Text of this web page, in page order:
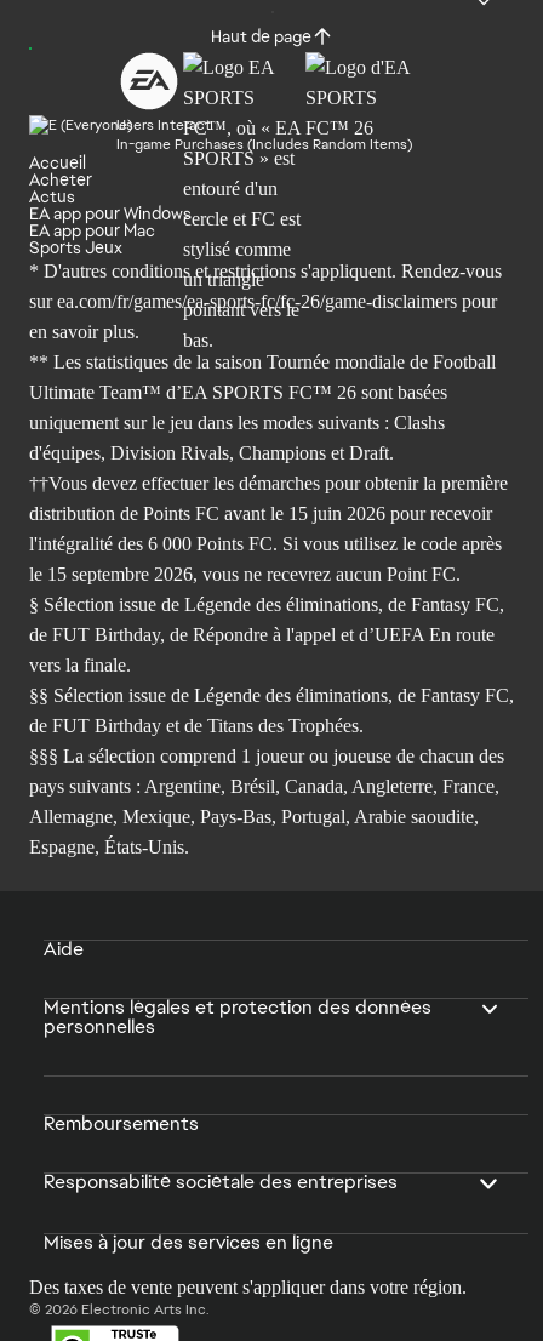
Haut de page
Users Interact
In-game Purchases (Includes Random Items)
Accueil
Acheter
Actus
EA app pour Windows
EA app pour Mac
Sports Jeux
* D'autres conditions et restrictions s'appliquent. Rendez-vous
sur ea.com/fr/games/ea-sports-fc/fc-26/game-disclaimers pour
en savoir plus.
** Les statistiques de la saison Tournée mondiale de Football
Ultimate Team™ d’EA SPORTS FC™ 26 sont basées
uniquement sur le jeu dans les modes suivants : Clashs
d'équipes, Division Rivals, Champions et Draft.
††Vous devez effectuer les démarches pour obtenir la première
distribution de Points FC avant le 15 juin 2026 pour recevoir
l'intégralité des 6 000 Points FC. Si vous utilisez le code après
le 15 septembre 2026, vous ne recevrez aucun Point FC.
§ Sélection issue de Légende des éliminations, de Fantasy FC,
de FUT Birthday, de Répondre à l'appel et d’UEFA En route
vers la finale.
§§ Sélection issue de Légende des éliminations, de Fantasy FC,
de FUT Birthday et de Titans des Trophées.
§§§ La sélection comprend 1 joueur ou joueuse de chacun des
pays suivants : Argentine, Brésil, Canada, Angleterre, France,
Allemagne, Mexique, Pays-Bas, Portugal, Arabie saoudite,
Espagne, États-Unis.
Aide
Mentions légales et protection des données
personnelles
Remboursements
Responsabilité sociétale des entreprises
Mises à jour des services en ligne
Des taxes de vente peuvent s'appliquer dans votre région.
© 2026 Electronic Arts Inc.